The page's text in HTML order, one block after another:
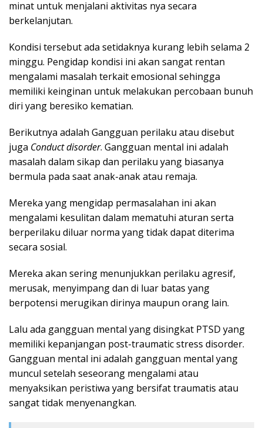
minat untuk menjalani aktivitas nya secara
berkelanjutan.
Kondisi tersebut ada setidaknya kurang lebih selama 2
minggu. Pengidap kondisi ini akan sangat rentan
mengalami masalah terkait emosional sehingga
memiliki keinginan untuk melakukan percobaan bunuh
diri yang beresiko kematian.
Berikutnya adalah Gangguan perilaku atau disebut
juga Conduct disorder. Gangguan mental ini adalah
masalah dalam sikap dan perilaku yang biasanya
bermula pada saat anak-anak atau remaja.
Mereka yang mengidap permasalahan ini akan
mengalami kesulitan dalam mematuhi aturan serta
berperilaku diluar norma yang tidak dapat diterima
secara sosial.
Mereka akan sering menunjukkan perilaku agresif,
merusak, menyimpang dan di luar batas yang
berpotensi merugikan dirinya maupun orang lain.
Lalu ada gangguan mental yang disingkat PTSD yang
memiliki kepanjangan post-traumatic stress disorder.
Gangguan mental ini adalah gangguan mental yang
muncul setelah seseorang mengalami atau
menyaksikan peristiwa yang bersifat traumatis atau
sangat tidak menyenangkan.